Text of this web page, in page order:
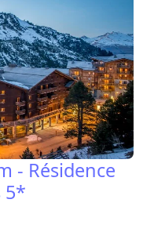
- Résidence
5*